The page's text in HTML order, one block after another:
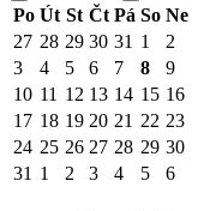
Po Út St Čt Pá So Ne
27 28 29 30 31 1
2
3
4 5 6 7 8
9
10 11 12 13 14 15 16
17 18 19 20 21 22 23
24 25 26 27 28 29 30
31 1 2 3 4 5 6